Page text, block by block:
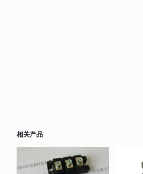
相关产品